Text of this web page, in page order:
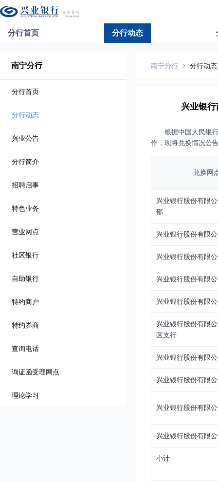
分行首页 分行动态
南宁分行
分行首页
分行动态
兴业公告
分行简介
招聘启事
特色业务
营业网点
社区银行
自助银行
特约商户
特约券商
查询电话
询证函受理网点
理论学习
南宁分行 分行动态
兴业银
根据中国人民银
作，现将兑换情况公
兑换网
兴业银行股份有限
部
兴业银行股份有限
兴业银行股份有限
兴业银行股份有限
兴业银行股份有限
兴业银行股份有限
区支行
兴业银行股份有限
兴业银行股份有限
兴业银行股份有限
兴业银行股份有限
小计